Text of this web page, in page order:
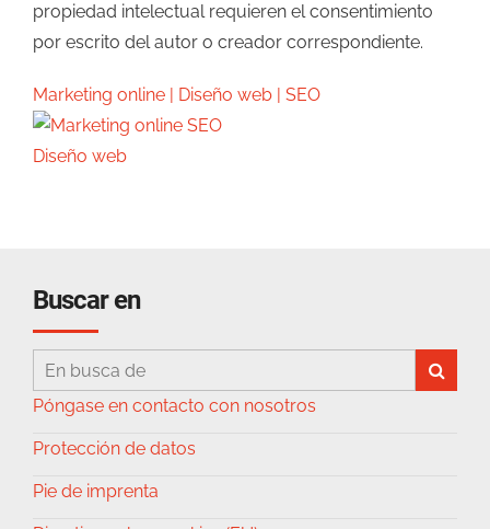
propiedad intelectual requieren el consentimiento
por escrito del autor o creador correspondiente.
Marketing online | Diseño web | SEO
Buscar en
Póngase en contacto con nosotros
Protección de datos
Pie de imprenta